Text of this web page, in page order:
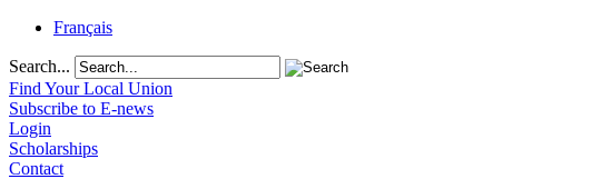
Français
Search...
Find Your Local Union
Subscribe to E-news
Login
Scholarships
Contact